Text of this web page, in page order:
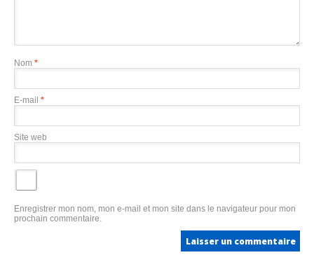
Nom *
E-mail *
Site web
Enregistrer mon nom, mon e-mail et mon site dans le navigateur pour mon
prochain commentaire.